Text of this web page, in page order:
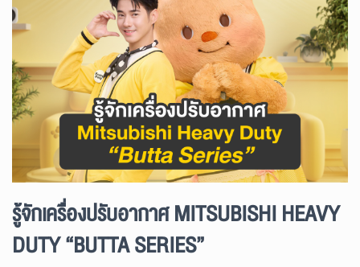
รู้จักเครื่องปรับอากาศ MITSUBISHI HEAVY
DUTY “BUTTA SERIES”